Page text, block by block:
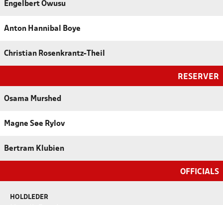
Engelbert Owusu
Anton Hannibal Boye
Christian Rosenkrantz-Theil
RESERVER
Osama Murshed
Magne Søe Rylov
Bertram Klubien
OFFICIALS
HOLDLEDER